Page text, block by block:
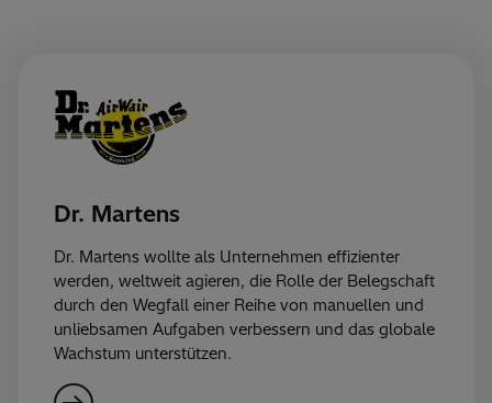
Dr. Martens
Dr. Martens wollte als Unternehmen effizienter
werden, weltweit agieren, die Rolle der Belegschaft
durch den Wegfall einer Reihe von manuellen und
unliebsamen Aufgaben verbessern und das globale
Wachstum unterstützen.